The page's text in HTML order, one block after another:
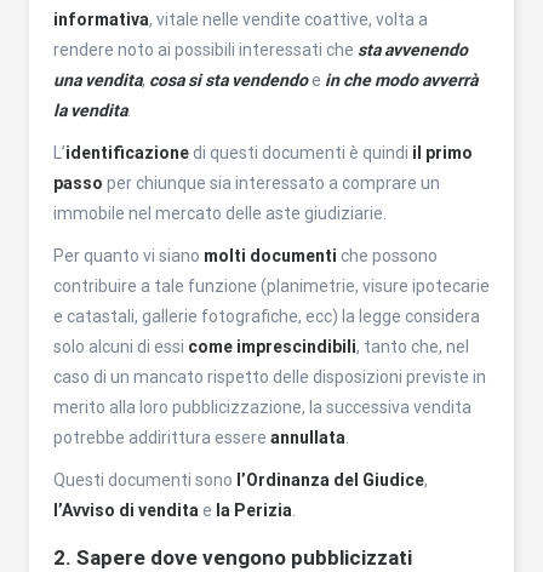
informativa, vitale nelle vendite coattive, volta a
rendere noto ai possibili interessati che sta avvenendo
una vendita, cosa si sta vendendoe in che modo avverrà
la vendita.
L’identificazione di questi documenti è quindi il primo
passo per chiunque sia interessato a comprare un
immobile nel mercato delle aste giudiziarie.
Per quanto vi siano molti documenti che possono
contribuire a tale funzione (planimetrie, visure ipotecarie
e catastali, gallerie fotografiche, ecc) la legge considera
solo alcuni di essi come imprescindibili, tanto che, nel
caso di un mancato rispetto delle disposizioni previste in
merito alla loro pubblicizzazione, la successiva vendita
potrebbe addirittura essere annullata
Questi documenti sono l’Ordinanza del Giudice,
l’Avviso di vendita e la Perizia
2. Sapere dove vengono pubblicizzati